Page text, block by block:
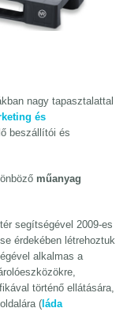
nagy tapasztalattal
és
beszállítói és
műanyag
segítségével 2009-es
érdekében létrehoztuk
alkalmas a
történő ellátására,
( láda